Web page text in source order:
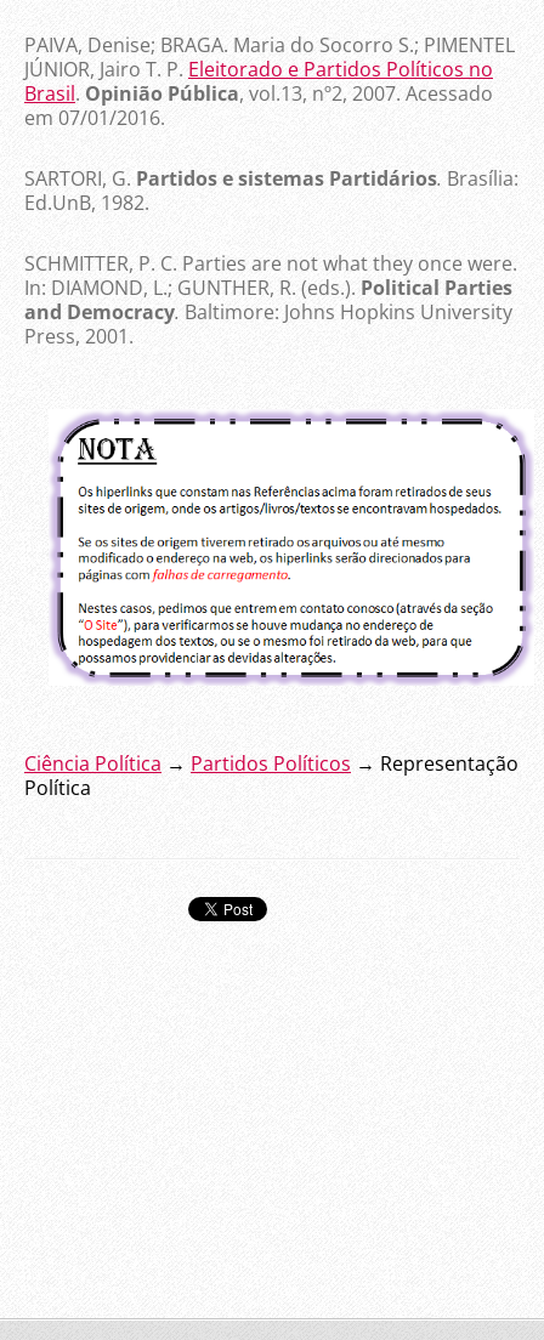
PAIVA, Denise; BRAGA. Maria do Socorro S.; PIMENTEL
JÚNIOR, Jairo T. P. Eleitorado e Partidos Políticos no
Brasil. Opinião Pública, vol.13, nº2, 2007. Acessado
em 07/01/2016.
SARTORI, G. Partidos e sistemas Partidários. Brasília:
Ed.UnB, 1982.
SCHMITTER, P. C. Parties are not what they once were.
In: DIAMOND, L.; GUNTHER, R. (eds.). Political Parties
and Democracy. Baltimore: Johns Hopkins University
Press, 2001.
Ciência Política → Partidos Políticos → Representação
Política